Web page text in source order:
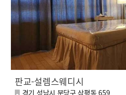
판교-설렘스웨디시
경기 성남시 분당구 삼평동 659